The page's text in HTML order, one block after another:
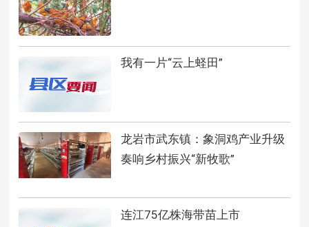
我有一片“云上蛏田”
龙岩市武东镇：象洞鸡产业升级
奏响乡村振兴“新牧歌”
连江75亿株海带苗上市